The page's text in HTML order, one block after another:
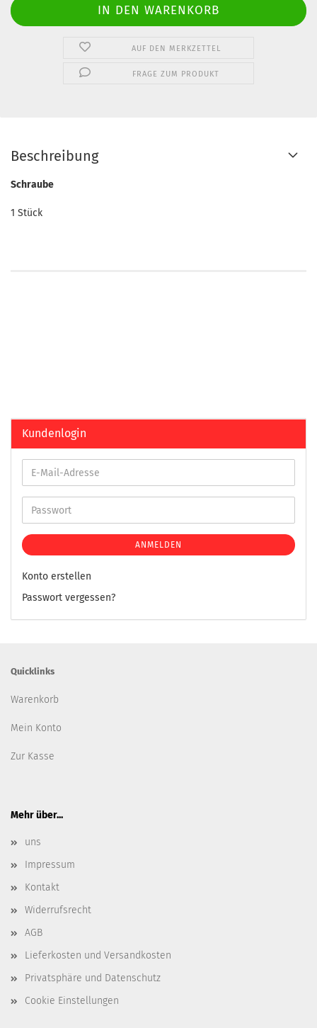
AUF DEN MERKZETTEL
FRAGE ZUM PRODUKT
Beschreibung
Schraube
1 Stück
Kundenlogin
ANMELDEN
Konto erstellen
Passwort vergessen?
Quicklinks
Warenkorb
Mein Konto
Zur Kasse
Mehr über...
uns
Impressum
Kontakt
Widerrufsrecht
AGB
Lieferkosten und Versandkosten
Privatsphäre und Datenschutz
Cookie Einstellungen